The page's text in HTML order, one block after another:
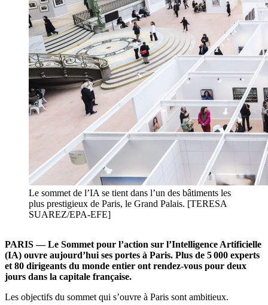
Le sommet de l’IA se tient dans l’un des bâtiments les
plus prestigieux de Paris, le Grand Palais. [TERESA
SUAREZ/EPA-EFE]
PARIS — Le Sommet pour l’action sur l’Intelligence Artificielle
(IA) ouvre aujourd’hui ses portes à Paris. Plus de 5 000 experts
et 80 dirigeants du monde entier ont rendez-vous pour deux
jours dans la capitale française.
Les objectifs du sommet qui s’ouvre à Paris sont ambitieux.